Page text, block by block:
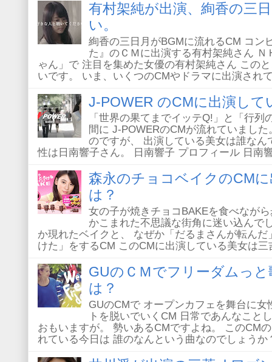
有村架純が出演、絢香の三
い。
絢香の三日月がBGMに流れるCM コン
た』のＣＭに出演する有村架純さん
ゃん」で 注目を集めた女優の有村架純さん この
いです。 いま、いくつのCMやドラマに出演され
J-POWER のCMに出演して
「世界の果てまでイッテQ!」と「行
間に J-POWERのCMが流れていまし
のですが、 出演している美女は誰な
性は日南響子さん。 日南響子 プロフィール 日南
森永のチョコベイクのCM
は？
女の子が焼きチョコBAKEを食べなが
かこまれた不思議な街角に迷い込んで
か現れたベイクと、 なぜか「だるまさんが転ん
けた」をするCM このCMに出演している美女は三
GUのＣＭでフリーダムっ
は？
GUのCMで オープンカフェを舞台に
トを脱いでいくCM 日常であんなこと
おもいますが。 勢いあるCMですよね。 このCM
れている今日は 誰のなんという曲なのでしょうか